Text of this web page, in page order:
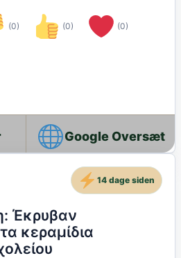
(0) (0) (0)
Google Oversæt
Έκρυβαν
κεραμίδια
14 dage siden